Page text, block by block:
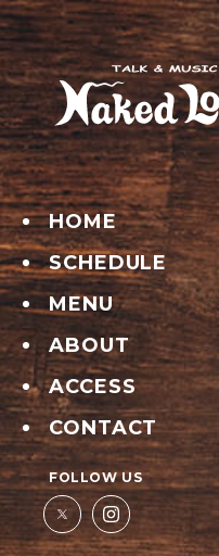
HOME
SCHEDULE
MENU
ABOUT
ACCESS
CONTACT
FOLLOW US